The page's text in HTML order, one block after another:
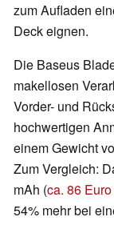
zum Aufladen
Deck eignen.
Die Baseus
makellosen
Vorder- und
hochwertigen
einem Gewicht
Zum Vergleich:
mAh (ca. 86
54% mehr bei